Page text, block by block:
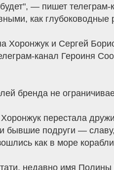
— пишет
как глубоководные
Хоронжук и Сергей
канал Героиня
бренда не
перестала
бывшие подруги —
как в море
недавно имя